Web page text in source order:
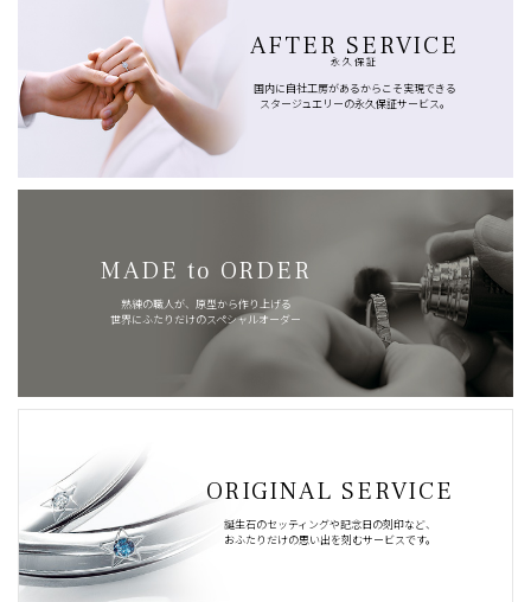
AFTER SERVICE
永久保証
国内に自社工房があるからこそ実現できる
スタージュエリーの永久保証サービス。
MADE to ORDER
熟練の職人が、原型から作り上げる
世界にふたりだけのスペシャルオーダー
ORIGINAL SERVICE
誕生石のセッティングや記念日の刻印など、
おふたりだけの思い出を刻むサービスです。